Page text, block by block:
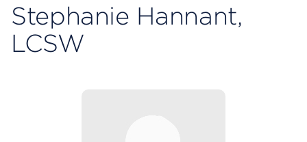
Stephanie Hannant,
LCSW